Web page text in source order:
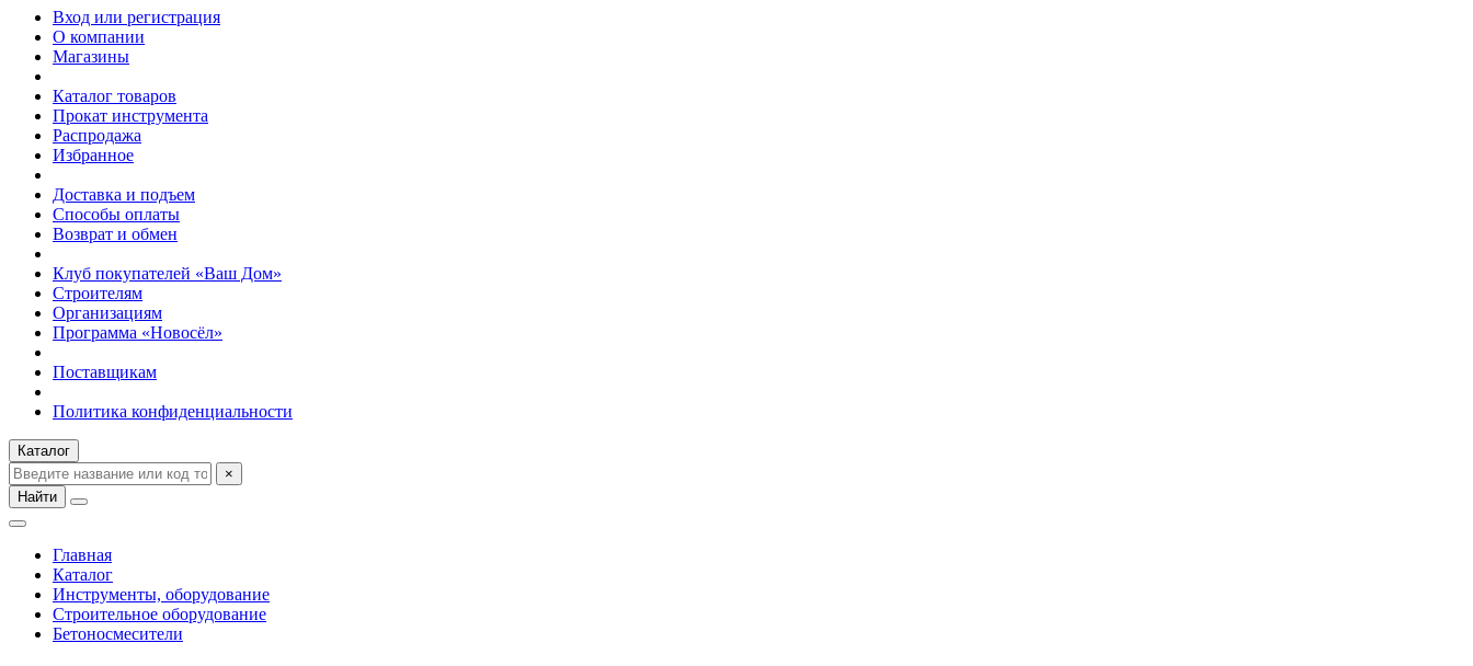
Вход или регистрация
О компании
Магазины
Каталог товаров
Прокат инструмента
Распродажа
Избранное
Доставка и подъем
Способы оплаты
Возврат и обмен
Клуб покупателей «Ваш Дом»
Строителям
Организациям
Программа «Новосёл»
Поставщикам
Политика конфиденциальности
Каталог
×
Найти
Главная
Каталог
Инструменты, оборудование
Строительное оборудование
Бетоносмесители